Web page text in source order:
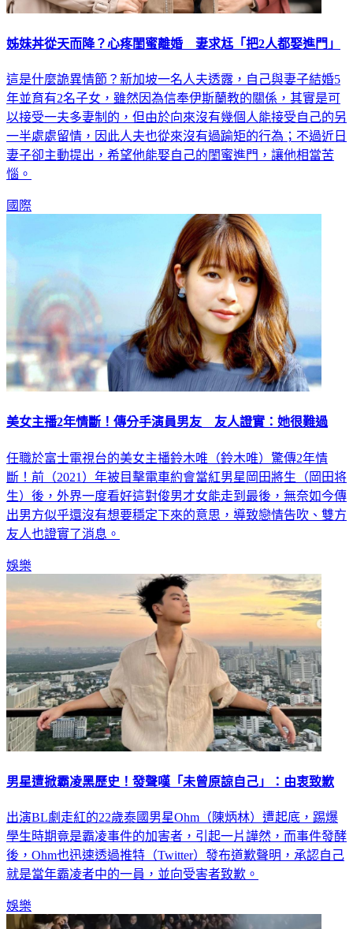
姊妹丼從天而降？心疼閨蜜離婚 妻求尪「把2人都娶進門」
這是什麼詭異情節？新加坡一名人夫透露，自己與妻子結婚5
年並育有2名子女，雖然因為信奉伊斯蘭教的關係，其實是可
以接受一夫多妻制的，但由於向來沒有幾個人能接受自己的另
一半處處留情，因此人夫也從來沒有過踰矩的行為；不過近日
妻子卻主動提出，希望他能娶自己的閨蜜進門，讓他相當苦
惱。
國際
美女主播2年情斷！傳分手演員男友 友人證實：她很難過
任職於富士電視台的美女主播鈴木唯（鈴木唯）驚傳2年情
斷！前（2021）年被目擊電車約會當紅男星岡田將生（岡田将
生）後，外界一度看好這對俊男才女能走到最後，無奈如今傳
出男方似乎還沒有想要穩定下來的意思，導致戀情告吹、雙方
友人也證實了消息。
娛樂
男星遭掀霸凌黑歷史！發聲嘆「未曾原諒自己」：由衷致歉
出演BL劇走紅的22歲泰國男星Ohm（陳炳林）遭起底，踢爆
學生時期竟是霸凌事件的加害者，引起一片譁然，而事件發酵
後，Ohm也迅速透過推特（Twitter）發布道歉聲明，承認自己
就是當年霸凌者中的一員，並向受害者致歉。
娛樂